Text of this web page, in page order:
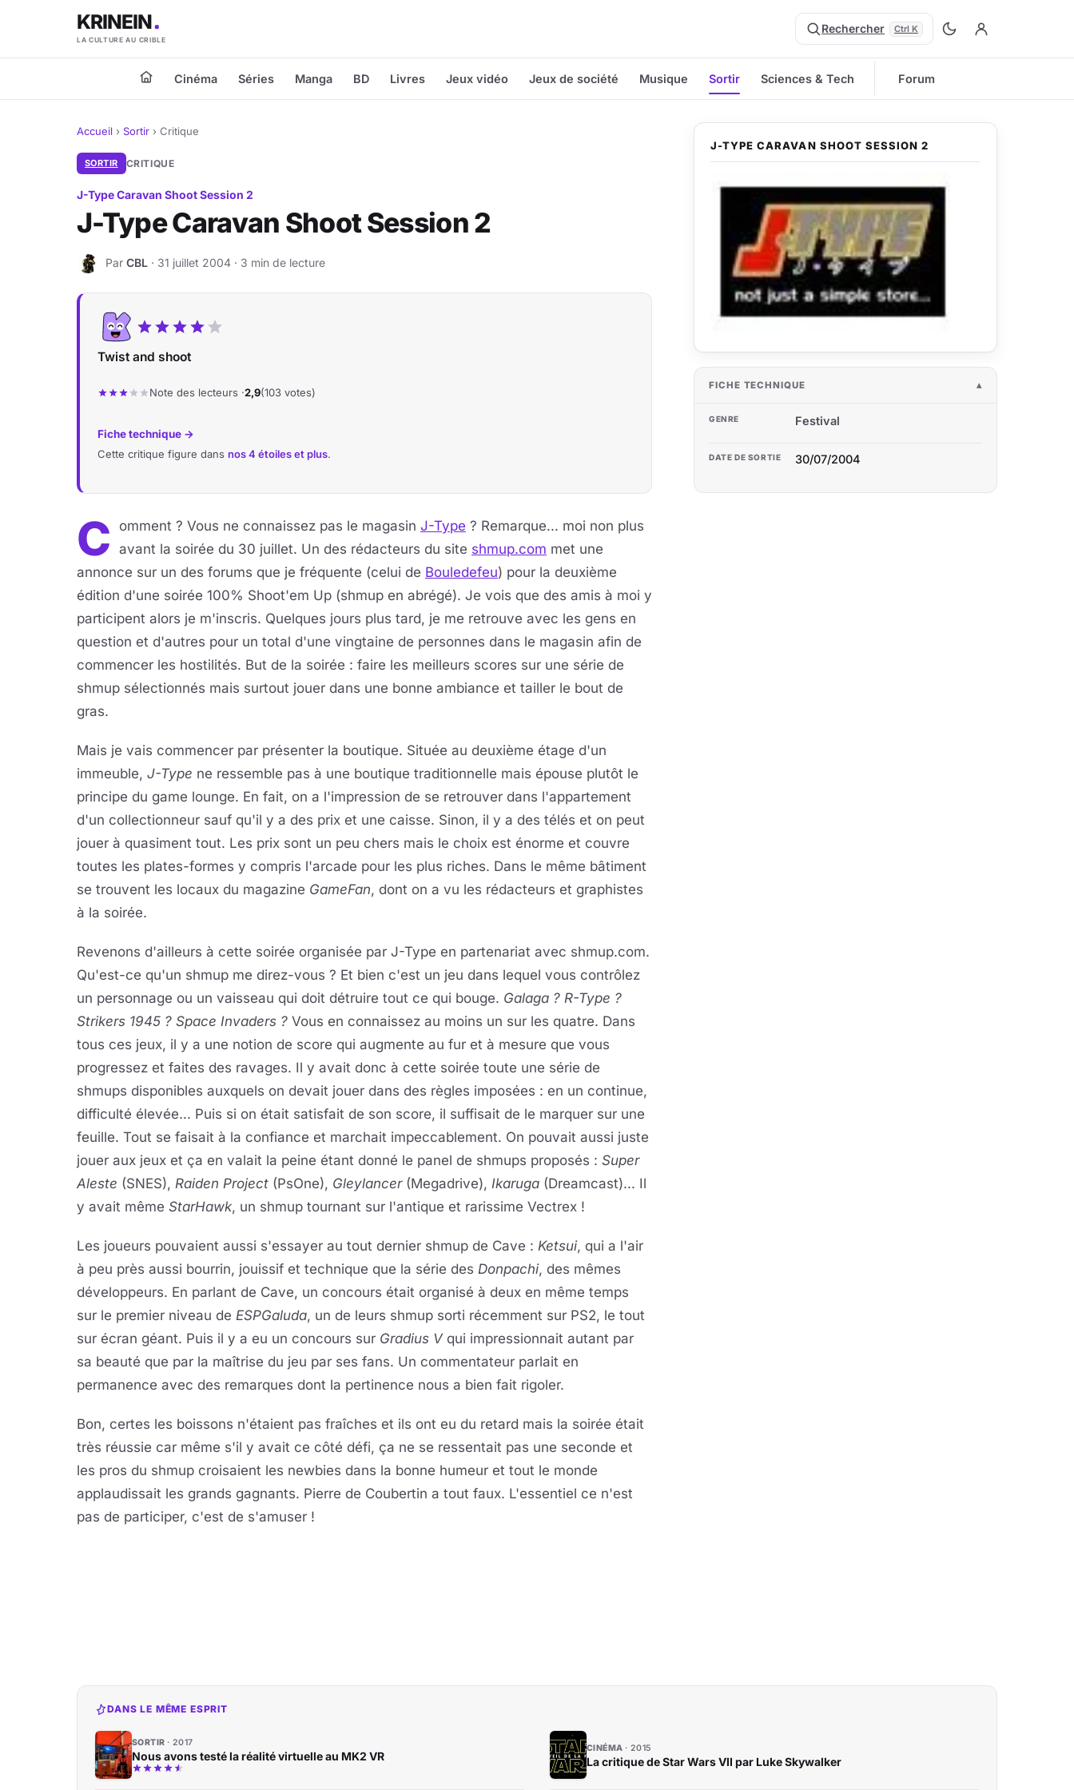
KRINEIN
LA CULTURE AU CRIBLE
Rechercher Ctrl K
Cinéma Séries Manga BD Livres Jeux vidéo Jeux de société Musique Sortir Sciences & Tech Forum
Accueil › Sortir › Critique
SORTIR CRITIQUE
J-Type Caravan Shoot Session 2
J-Type Caravan Shoot Session 2
C Par CBL · 31 juillet 2004 · 3 min de lecture
Twist and shoot
Note des lecteurs ·2,9(103 votes)
Fiche technique →
Cette critique figure dans nos 4 étoiles et plus.
C omment ? Vous ne connaissez pas le magasin J-Type ? Remarque... moi non plus
avant la soirée du 30 juillet. Un des rédacteurs du site shmup.com met une
annonce sur un des forums que je fréquente (celui de Bouledefeu) pour la deuxième
édition d'une soirée 100% Shoot'em Up (shmup en abrégé). Je vois que des amis à moi y
participent alors je m'inscris. Quelques jours plus tard, je me retrouve avec les gens en
question et d'autres pour un total d'une vingtaine de personnes dans le magasin afin de
commencer les hostilités. But de la soirée : faire les meilleurs scores sur une série de
shmup sélectionnés mais surtout jouer dans une bonne ambiance et tailler le bout de
gras.
Mais je vais commencer par présenter la boutique. Située au deuxième étage d'un
immeuble, J-Type ne ressemble pas à une boutique traditionnelle mais épouse plutôt le
principe du game lounge. En fait, on a l'impression de se retrouver dans l'appartement
d'un collectionneur sauf qu'il y a des prix et une caisse. Sinon, il y a des télés et on peut
jouer à quasiment tout. Les prix sont un peu chers mais le choix est énorme et couvre
toutes les plates-formes y compris l'arcade pour les plus riches. Dans le même bâtiment
se trouvent les locaux du magazine GameFan, dont on a vu les rédacteurs et graphistes
à la soirée.
Revenons d'ailleurs à cette soirée organisée par J-Type en partenariat avec shmup.com.
Qu'est-ce qu'un shmup me direz-vous ? Et bien c'est un jeu dans lequel vous contrôlez
un personnage ou un vaisseau qui doit détruire tout ce qui bouge. Galaga ? R-Type ?
Strikers 1945 ? Space Invaders ? Vous en connaissez au moins un sur les quatre. Dans
tous ces jeux, il y a une notion de score qui augmente au fur et à mesure que vous
progressez et faites des ravages. Il y avait donc à cette soirée toute une série de
shmups disponibles auxquels on devait jouer dans des règles imposées : en un continue,
difficulté élevée... Puis si on était satisfait de son score, il suffisait de le marquer sur une
feuille. Tout se faisait à la confiance et marchait impeccablement. On pouvait aussi juste
jouer aux jeux et ça en valait la peine étant donné le panel de shmups proposés : Super
Aleste (SNES), Raiden Project (PsOne), Gleylancer(Megadrive), Ikaruga (Dreamcast)... Il
y avait même StarHawk, un shmup tournant sur l'antique et rarissime Vectrex !
Les joueurs pouvaient aussi s'essayer au tout dernier shmup de Cave : Ketsui, qui a l'air
à peu près aussi bourrin, jouissif et technique que la série des Donpachi, des mêmes
développeurs. En parlant de Cave, un concours était organisé à deux en même temps
sur le premier niveau de ESPGaluda, un de leurs shmup sorti récemment sur PS2, le tout
sur écran géant. Puis il y a eu un concours sur Gradius Vqui impressionnait autant par
sa beauté que par la maîtrise du jeu par ses fans. Un commentateur parlait en
permanence avec des remarques dont la pertinence nous a bien fait rigoler.
Bon, certes les boissons n'étaient pas fraîches et ils ont eu du retard mais la soirée était
très réussie car même s'il y avait ce côté défi, ça ne se ressentait pas une seconde et
les pros du shmup croisaient les newbies dans la bonne humeur et tout le monde
applaudissait les grands gagnants. Pierre de Coubertin a tout faux. L'essentiel ce n'est
pas de participer, c'est de s'amuser !
J-TYPE CARAVAN SHOOT SESSION 2
FICHE TECHNIQUE
GENRE Festival
DATE DE SORTIE 30/07/2004
DANS LE MÊME ESPRIT
SORTIR 2017
Nous avons testé la réalité virtuelle au MK2 VR
CINÉMA 2015
La critique de Star Wars VII par Luke Skywalker